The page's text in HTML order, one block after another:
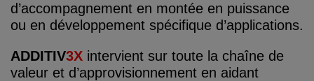
d’accompagnement en montée en puissance
ou en développement spécifique d’applications.
ADDITIV3X intervient sur toute la chaîne de
valeur et d’approvisionnement en aidant